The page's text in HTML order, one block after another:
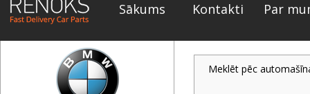
Sākums Kontakti Par
Meklēt pēc